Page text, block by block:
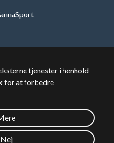
Sverige
tjenester i henhold
for at forbedre
Nej